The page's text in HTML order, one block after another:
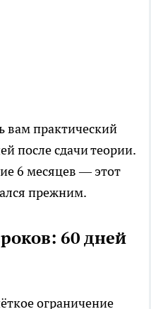
вам практический
после сдачи теории.
6 месяцев — этот
прежним.
60 дней
ограничение